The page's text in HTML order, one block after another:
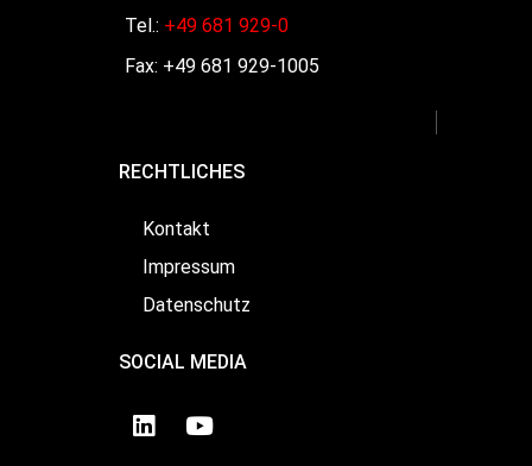
Tel.: +49 681 929-0
Fax: +49 681 929-1005
RECHTLICHES
Kontakt
Impressum
Datenschutz
SOCIAL MEDIA